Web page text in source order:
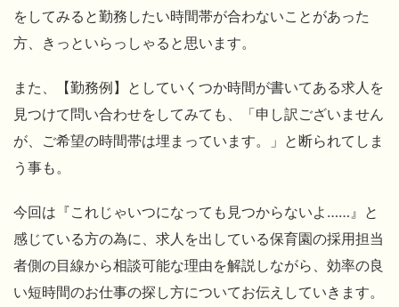
をしてみると勤務したい時間帯が合わないことがあった
方、きっといらっしゃると思います。
また、【勤務例】としていくつか時間が書いてある求人を
見つけて問い合わせをしてみても、「申し訳ございません
が、ご希望の時間帯は埋まっています。」と断られてしま
う事も。
今回は『これじゃいつになっても見つからないよ……』と
感じている方の為に、求人を出している保育園の採用担当
者側の目線から相談可能な理由を解説しながら、効率の良
い短時間のお仕事の探し方についてお伝えしていきます。